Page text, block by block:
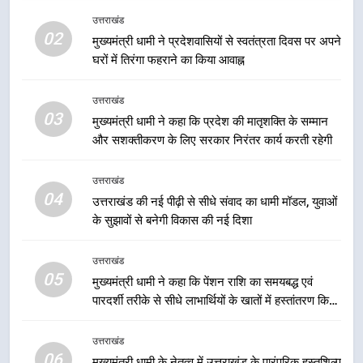
02
उत्तराखंड
मुख्यमंत्री धामी ने प्रदेशवासियों से स्वतंत्रता दिवस पर अपने
घरों में तिरंगा फहराने का किया आवाह्न
03
उत्तराखंड
मुख्यमंत्री धामी ने कहा कि प्रदेश की मातृशक्ति के सम्मान
और सशक्तीकरण के लिए सरकार निरंतर कार्य करती रहेगी
04
उत्तराखंड
उत्तराखंड की नई पीढ़ी से सीधे संवाद का धामी मॉडल, युवाओं
के सुझावों से बनेगी विकास की नई दिशा
05
उत्तराखंड
मुख्यमंत्री धामी ने कहा कि पेंशन राशि का समयबद्ध एवं
पारदर्शी तरीके से सीधे लाभार्थियों के खातों में हस्तांतरण किया
लाभ मिल रहा है
उत्तराखंड
मुख्यमंत्री धामी ने शुरू किया ‘मुख्यमंत्री
युवा विद्यार्थी मंथन’, 2828 स्कूलों के 3
2
मुख्यमंत्री धामी ने प्रदेशवासियों से
लिए सरकार निरंतर कार्य करती रहेगी
उत्तराखंड
उत्तराखंड की नई पीढ़ी से सीधे संवाद का